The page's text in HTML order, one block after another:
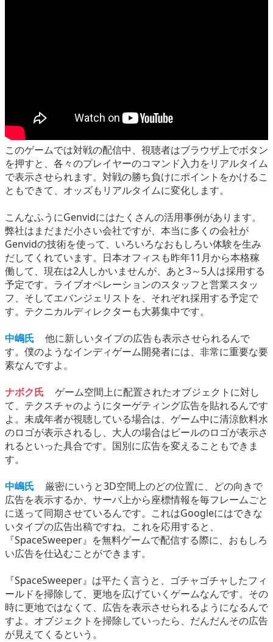
このゲームでは対戦の配信中、視聴者はブラウザ上でボタン
を押すと、各々のプレイヤーのコマンド入力をリアルタイム
で表示させられます。対戦の勝ち負けにポイントをかけるこ
ともできて、オッズもリアルタイムに変化します。
こんなふうにGenvidにはたくさんの活用事例があります。
弊社はまだまだ小さい会社ですが、本当に多くの会社が
Genvidの技術を使って、いろいろなおもしろい体験を生み
だしてくれています。日本オフィスも昨年11月から本格稼
働して、現在は2人しかいませんが、あと3～5人は採用する
予定です。ライブオペレーションのスタッフと営業スタッ
フ、そしてエバンジェリストを、それぞれ採用する予定で
す。テクニカルディレクターも大募集中です。
中嶋氏
他に新しいタイプの広告も表示させられるんで
す。僕のようなインディゲーム開発者には、非常に重要な要
素なんですよ。
ナボク氏
ゲーム空間上に配置されたオブジェクトに対し
て、テクスチャのようにターゲティング広告を貼れるんです
よ。未成年者が視聴している場合は、ゲーム中に清涼飲料水
のロゴが表示されるし、大人の場合はビールのロゴが表示さ
れるといった具合です。国別に広告を変えることもできま
す。
中嶋氏
厳密にいうと3D空間上のどの位置に、どの向きで
広告を表示するか、サーバ上から座標情報を毎フレームごと
に送って同期させているんです。これはGoogleにはできな
いタイプの広告出稿ですね。これを応用すると、
『SpaceSweeper』を無料ゲームで配信する際に、おもしろ
い広告を仕込むことができます。
『SpaceSweeper』は平たく言うと、ゴチャゴチャしたフィ
ールドを掃除して、更地を広げていくゲームなんです。その
時に更地ではなくて、広告を表示させられるようになるんで
すよ。オブジェクトを掃除していったら、だんだんその広告
が見えてくるという。